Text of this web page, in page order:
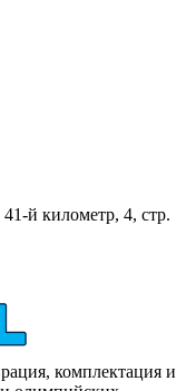
й километр, 4, стр.
комплектация и